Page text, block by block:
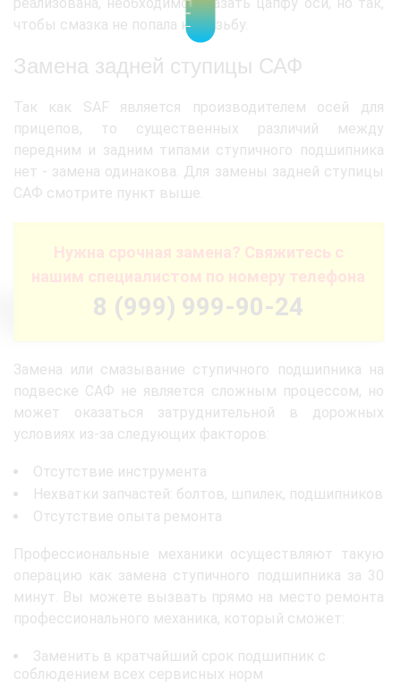
чтобы смазка не попала на резьбу.
Замена задней ступицы САФ
Так как SAF является производителем осей для
прицепов, то существенных различий между
передним и задним типами ступичного подшипника
нет - замена одинакова. Для замены задней ступицы
САФ смотрите пункт выше.
Нужна срочная замена? Свяжитесь с
нашим специалистом по номеру телефона
8 (999) 999-90-24
Замена или смазывание ступичного подшипника на
подвеске САФ не является сложным процессом, но
может оказаться затруднительной в дорожных
условиях из-за следующих факторов:
Отсутствие инструмента
Нехватки запчастей: болтов, шпилек, подшипников
Отсутствие опыта ремонта
Профессиональные механики осуществляют такую
операцию как замена ступичного подшипника за 30
минут. Вы можете вызвать прямо на место ремонта
профессионального механика, который сможет:
Заменить в кратчайший срок подшипник с
соблюдением всех сервисных норм